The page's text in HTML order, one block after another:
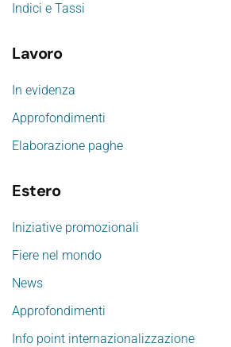
Indici e Tassi
Lavoro
In evidenza
Approfondimenti
Elaborazione paghe
Estero
Iniziative promozionali
Fiere nel mondo
News
Approfondimenti
Info point internazionalizzazione